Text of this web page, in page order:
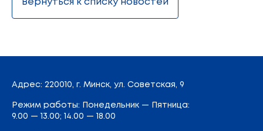
Вернуться к списку новостей
Адрес: 220010, г. Минск, ул. Советская, 9
Режим работы: Понедельник — Пятница:
9.00 — 13.00; 14.00 — 18.00